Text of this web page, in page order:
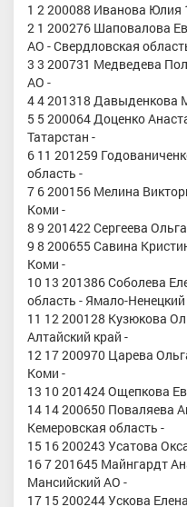
1 2 200088 Иванова Юлия
2 1 200276 Шаповалова
АО - Свердловская
3 3 200731 Медведева
АО -
4 4 201318 Давыденкова
5 5 200064 Доценко
Татарстан -
6 11 201259
область -
7 6 200156 Мелина
Коми -
8 9 201422 Сергеева
9 8 200655 Савина
Коми -
10 13 201386 Соболева
область - Ямало-
11 12 200128 Кузюкова
Алтайский край -
12 17 200970 Царева
Коми -
13 10 201424 Ощепкова
14 14 200650 Поваляева
Кемеровская область -
15 16 200243 Усатова
16 7 201645 Майнгардт
Мансийский АО -
17 15 200244 Ускова